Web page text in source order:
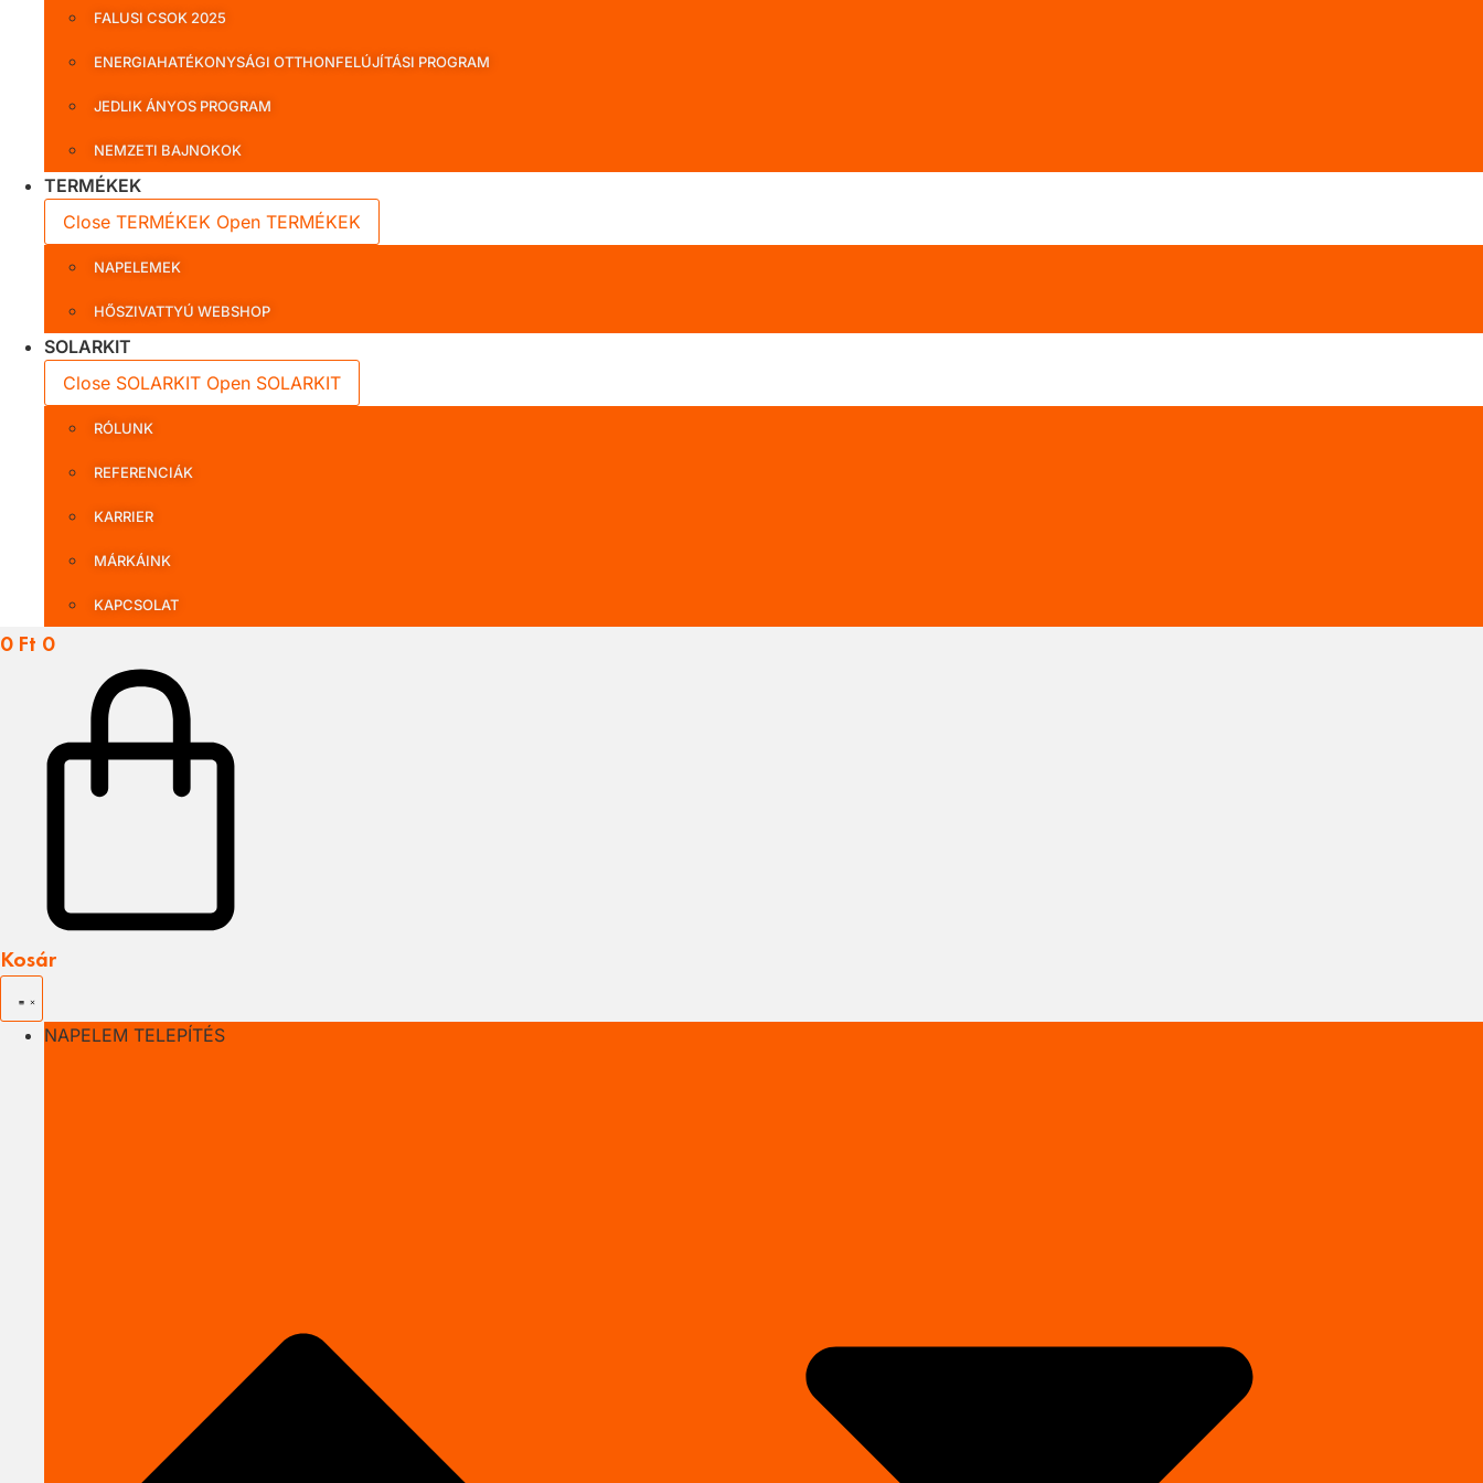
FALUSI CSOK 2025
ENERGIAHATÉKONYSÁGI OTTHONFELÚJÍTÁSI PROGRAM
JEDLIK ÁNYOS PROGRAM
NEMZETI BAJNOKOK
TERMÉKEK
Close TERMÉKEK Open TERMÉKEK
NAPELEMEK
HŐSZIVATTYÚ WEBSHOP
SOLARKIT
Close SOLARKIT Open SOLARKIT
RÓLUNK
REFERENCIÁK
KARRIER
MÁRKÁINK
KAPCSOLAT
0 Ft 0
Kosár
NAPELEM TELEPÍTÉS